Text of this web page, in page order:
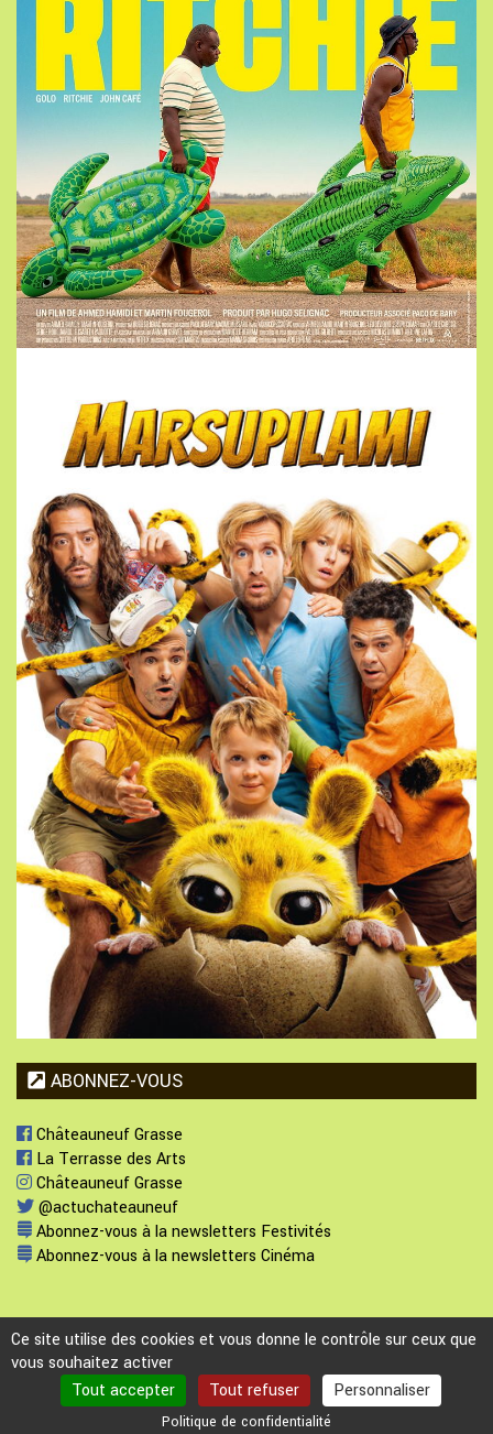
ABONNEZ-VOUS
Châteauneuf Grasse
La Terrasse des Arts
Châteauneuf Grasse
@actuchateauneuf
Abonnez-vous à la newsletters Festivités
Abonnez-vous à la newsletters Cinéma
Plan du site-
Webmaster :
webmaster@ville-chateauneuf.fr
Dernière modification : Saturday 25 July 2026 à 14:03
En cas de problème d'accessibilité, merci de contacter le webmaster.
Ce site utilise des cookies et vous donne le contrôle sur ceux que
vous souhaitez activer
Tout accepter
Tout refuser Personnaliser
Politique de confidentialité